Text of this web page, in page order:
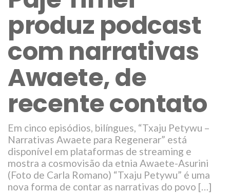
produz podcast
com narrativas
Awaete, de
recente contato
Em cinco episódios, bilíngues, “Txaju Petywu –
Narrativas Awaete para Regenerar” está
disponível em plataformas de streaming e
mostra a cosmovisão da etnia Awaete-Asurini
(Foto de Carla Romano) “Txaju Petywu” é uma
nova forma de contar as narrativas do povo […]